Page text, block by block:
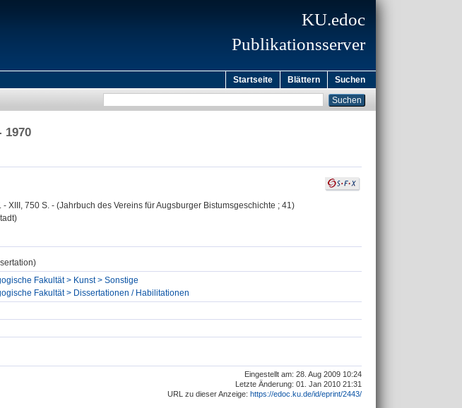
KU.edoc
Publikationsserver
Startseite Blättern Suchen
1970
XIII, 750 S. - (Jahrbuch des Vereins für Augsburger Bistumsgeschichte ; 41)
Fakultät > Kunst > Sonstige
Fakultät > Dissertationen / Habilitationen
Eingestellt am: 28. Aug 2009 10:24
Letzte Änderung: 01. Jan 2010 21:31
URL zu dieser Anzeige: https://edoc.ku.de/id/eprint/2443/